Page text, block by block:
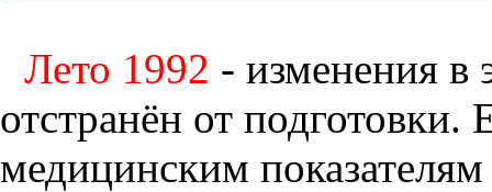
Лето 1992 - изменения в
отстранён от
медицинским